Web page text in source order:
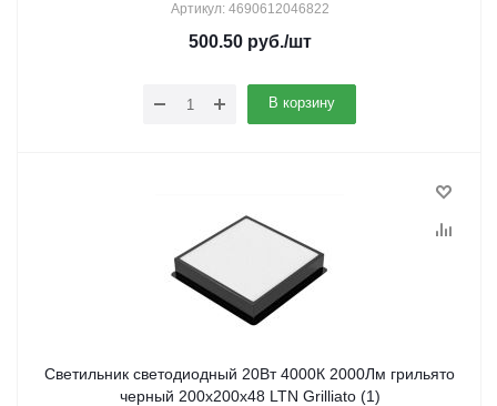
Артикул: 4690612046822
500.50руб./шт
В корзину
Светильник светодиодный 20Вт 4000К 2000Лм грильято
черный 200х200х48 LTN Grilliato (1)